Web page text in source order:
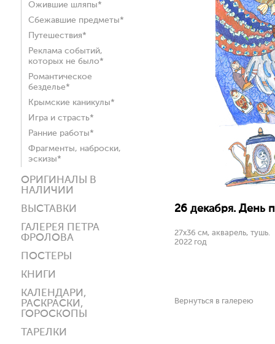
Ожившие шляпы*
Сбежавшие предметы*
Путешествия*
Реклама событий,
которых не было*
Романтическое
безделье*
Крымские каникулы*
Игра и страсть*
Ранние работы*
Фрагменты, наброски,
эскизы*
ОРИГИНАЛЫ В
НАЛИЧИИ
ВЫСТАВКИ
ГАЛЕРЕЯ ПЕТРА
ФРОЛОВА
ПОСТЕРЫ
КНИГИ
КАЛЕНДАРИ,
РАСКРАСКИ,
ГОРОСКОПЫ
ТАРЕЛКИ
26 декабря. День
27х36 см, акварель, тушь.
2022 год
Вернуться в галерею